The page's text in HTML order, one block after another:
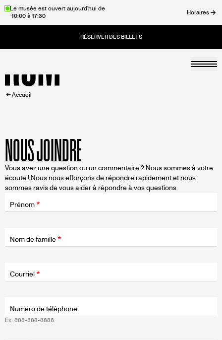
AllerLe musée est ouvert aujourd'hui de
10:00 à 17:30
Horaires
Accueil
FIL
D'ARIANE
Accueil
NOUS JOINDRE
Vous avez une question ou un commentaire ? Nous sommes à votre
écoute ! Nous nous efforçons de répondre rapidement et nous
sommes ravis de vous aider à répondre à vos questions.
Champ
d'application
Prénom
Nom de famille
d'application
Courriel
Numéro de téléphone
Ex: 888-888-8888